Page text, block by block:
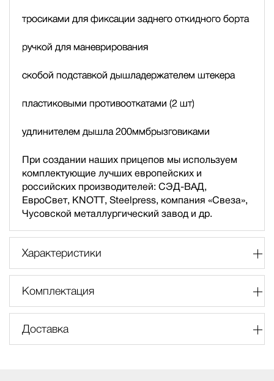
тросиками для фиксации заднего откидного борта
ручкой для маневрирования
скобой подставкой дышладержателем штекера
пластиковыми противооткатами (2 шт)
удлинителем дышла 200ммбрызговиками
При создании наших прицепов мы используем
комплектующие лучших европейских и
российских производителей: СЭД-ВАД,
ЕвроСвет, KNOTT, Steelpress, компания «Свеза»,
Чусовской металлургический завод и др.
Характеристики
Комплектация
Доставка